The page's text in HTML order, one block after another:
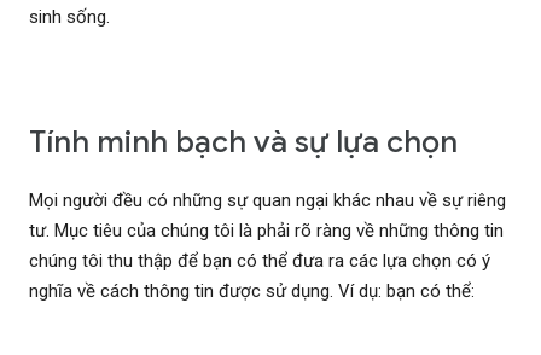
sinh sống.
Tính minh bạch và sự lựa chọn
Mọi người đều có những sự quan ngại khác nhau về sự riêng
tư. Mục tiêu của chúng tôi là phải rõ ràng về những thông tin
chúng tôi thu thập để bạn có thể đưa ra các lựa chọn có ý
nghĩa về cách thông tin được sử dụng. Ví dụ: bạn có thể: